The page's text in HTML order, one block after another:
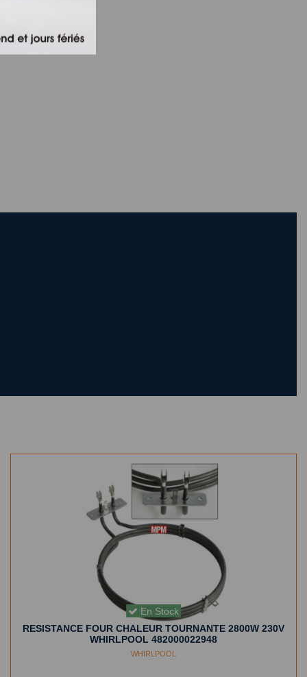
En Stock
RESISTANCE FOUR CHALEUR TOURNANTE 2800W 230V
WHIRLPOOL 482000022948
WHIRLPOOL